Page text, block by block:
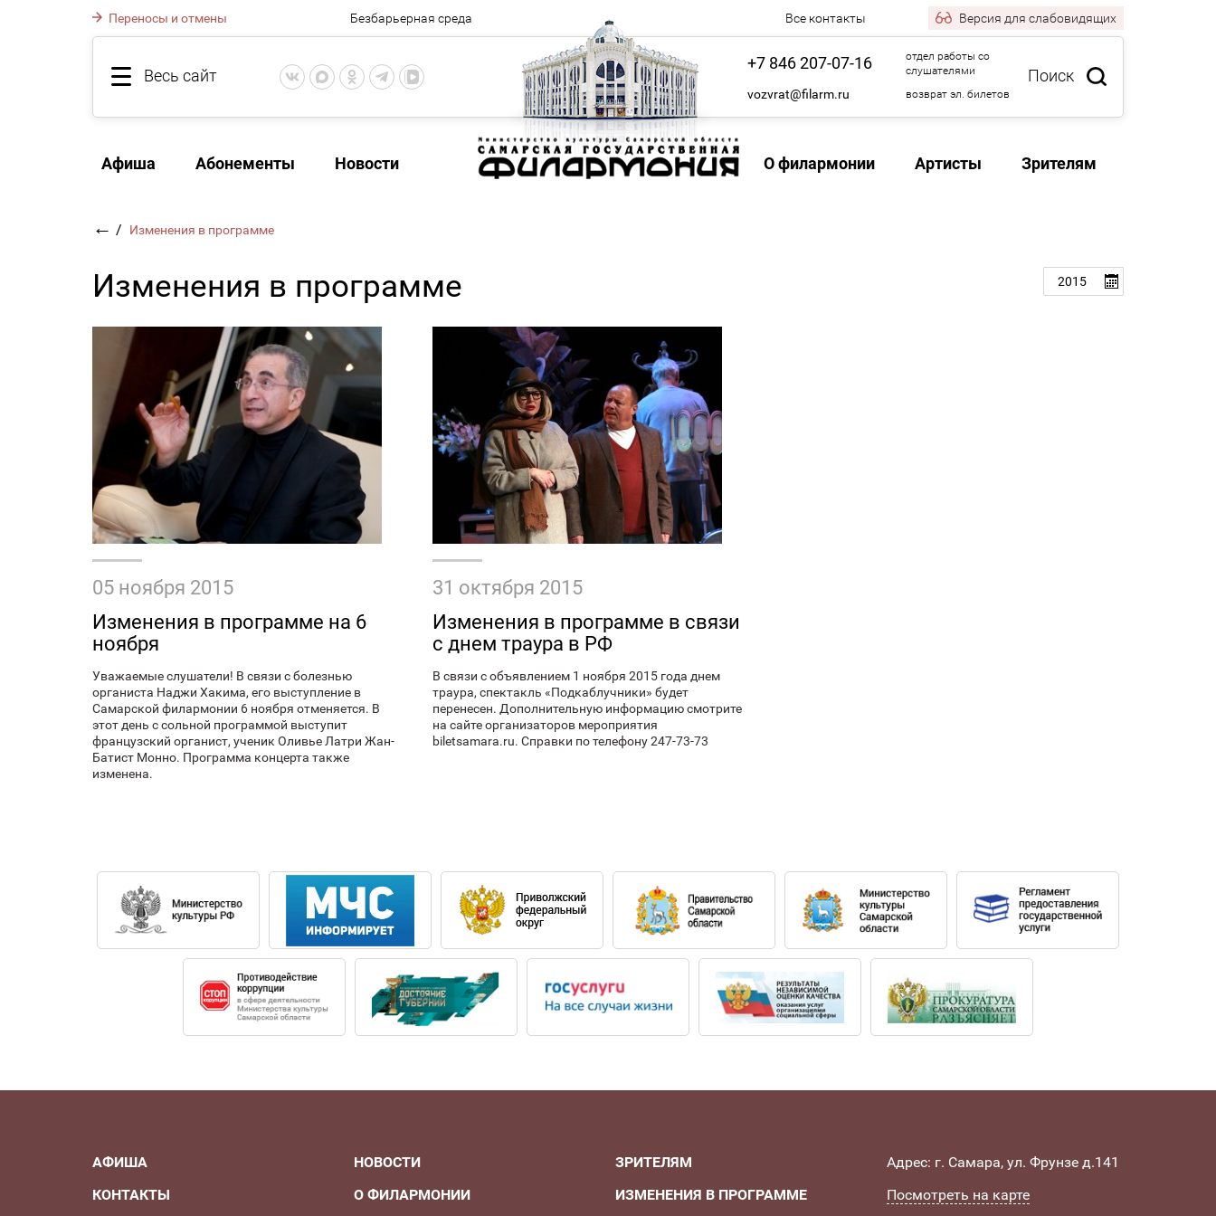
Переносы и отмены Безбарьерная среда Все контакты Версия для слабовидящих
Весь сайт Поиск
+7 846 207-07-16
отдел работы со
слушателями
vozvrat@filarm.ru возврат эл. билетов
Афиша Абонементы Новости О филармонии Артисты Зрителям
← / Изменения в программе
Изменения в программе 2015
05 ноября 2015
Изменения в программе на 6
ноября
Уважаемые слушатели! В связи с болезнью
органиста Наджи Хакима, его выступление в
Самарской филармонии 6 ноября отменяется. В
этот день с сольной программой выступит
французский органист, ученик Оливье Латри Жан-
Батист Монно. Программа концерта также
изменена.
31 октября 2015
Изменения в программе в связи
с днем траура в РФ
В связи с объявлением 1 ноября 2015 года днем
траура, спектакль «Подкаблучники» будет
перенесен. Дополнительную информацию смотрите
на сайте организаторов мероприятия
biletsamara.ru. Справки по телефону 247-73-73
АФИША
КОНТАКТЫ
НОВОСТИ
О ФИЛАРМОНИИ
ЗРИТЕЛЯМ
ИЗМЕНЕНИЯ В ПРОГРАММЕ
Адрес: г. Самара, ул. Фрунзе д.141
Посмотреть на карте